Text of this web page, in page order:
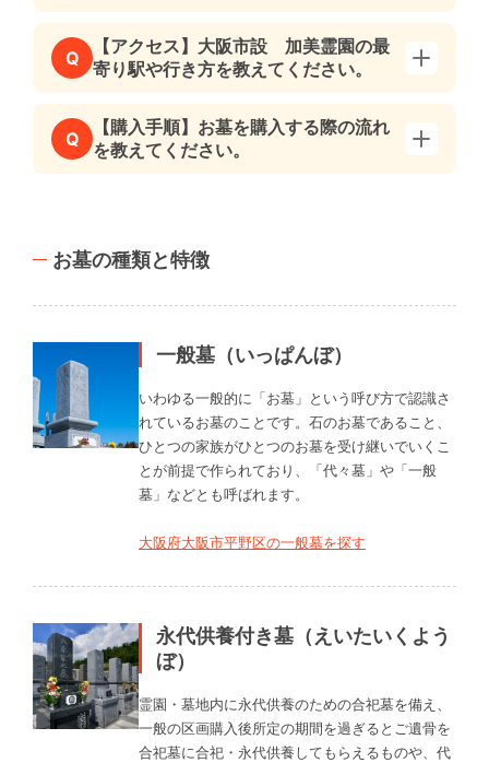
Q
【アクセス】大阪市設 加美霊園の最
寄り駅や行き方を教えてください。
Q
【購入手順】お墓を購入する際の流れ
を教えてください。
お墓の種類と特徴
一般墓（いっぱんぼ）
いわゆる一般的に「お墓」という呼び方で認識さ
れているお墓のことです。石のお墓であること、
ひとつの家族がひとつのお墓を受け継いでいくこ
とが前提で作られており、「代々墓」や「一般
墓」などとも呼ばれます。
大阪府大阪市平野区の一般墓を探す
永代供養付き墓（えいたいくよう
ぼ）
霊園・墓地内に永代供養のための合祀墓を備え、
一般の区画購入後所定の期間を過ぎるとご遺骨を
合祀墓に合祀・永代供養してもらえるものや、代